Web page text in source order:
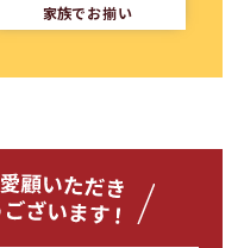
家族でお揃い